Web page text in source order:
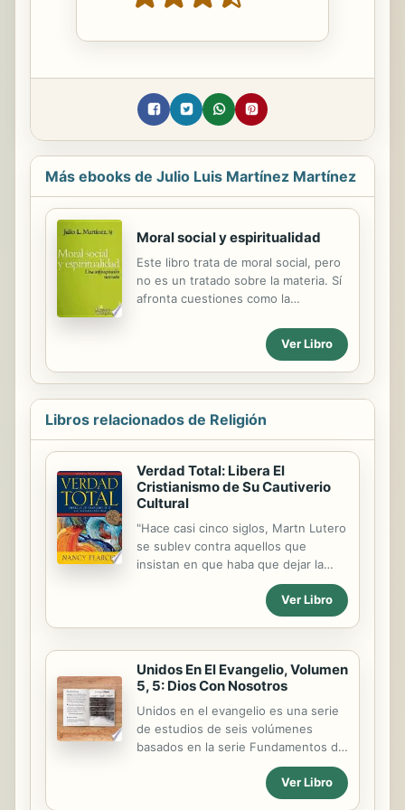
Más ebooks de Julio Luis Martínez Martínez
Moral social y espiritualidad
Este libro trata de moral social, pero
no es un tratado sobre la materia. Sí
afronta cuestiones como la
la caridad, la justicia social, la
solidaridad, la opción por los pobres,
la ecología, la investigación social o
la cultura de la virtualidad real. Y lo
espiritualidad que alimenta y
sostiene las opciones cristianas ante
esos temas, las encíclicas del Papa
Benedicto XVI Deus caritas est y
especialmente destacado, y en la
construcción del...
Ver Libro
Libros relacionados de Religión
Verdad Total: Libera El
Cristianismo de Su Cautiverio
Cultural
"Hace casi cinco siglos, Martn Lutero
se sublev contra aquellos que
insistan en que haba que dejar la
Buena msica en manos del Diablo.
Nancy Pearcey demuestra en este
libro que la Buena cultura no solo no
adems el cristianismo ha sido
esencial en su creacin, preservacin y
diffusion. Se trata de un mensaje
sumamente relevante en una poca
en que, lamentablemente, muchos
desean dejar la cultura en manos del
Ver Libro
Unidos En El Evangelio, Volumen
5, 5: Dios Con Nosotros
Unidos en el evangelio es una serie
de estudios de seis volúmenes
basados en la serie Fundamentos del
Evangelio los cuales trazan el
desarrollo del plan de Dios para
redimir a los pecadores por medio
Ver Libro